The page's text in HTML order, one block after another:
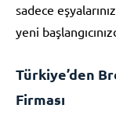
sadece
yeni
Türkiye’den
Firması